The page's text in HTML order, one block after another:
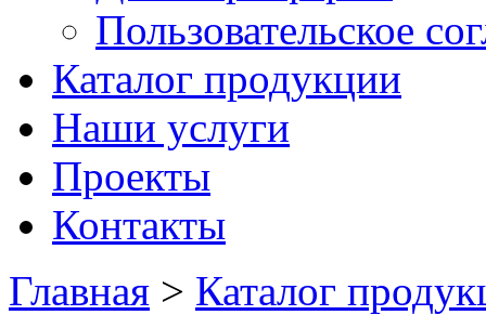
Пользовательское
Каталог продукции
Наши услуги
Проекты
Контакты
Главная > Каталог